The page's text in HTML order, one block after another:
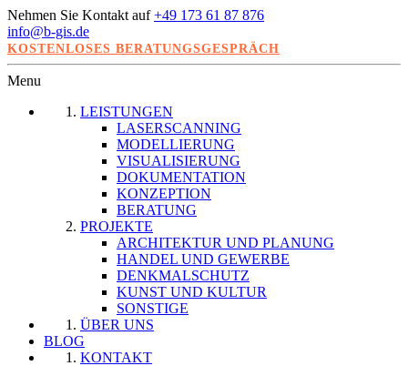
Nehmen Sie Kontakt auf+49 173 61 87 876
info@b-gis.de
KOSTENLOSES BERATUNGSGESPRÄCH
Menu
LEISTUNGEN
LASERSCANNING
MODELLIERUNG
VISUALISIERUNG
DOKUMENTATION
KONZEPTION
BERATUNG
PROJEKTE
ARCHITEKTUR UND PLANUNG
HANDEL UND GEWERBE
DENKMALSCHUTZ
KUNST UND KULTUR
SONSTIGE
ÜBER UNS
BLOG
KONTAKT